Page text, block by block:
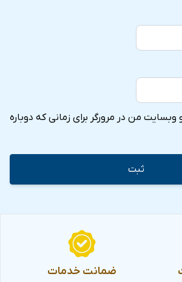
وبسایت من در مرورگر برای زمانی که دوباره
ضمانت خدمات